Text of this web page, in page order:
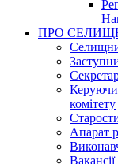
ПРО
комітету
Апарат
Вакансії